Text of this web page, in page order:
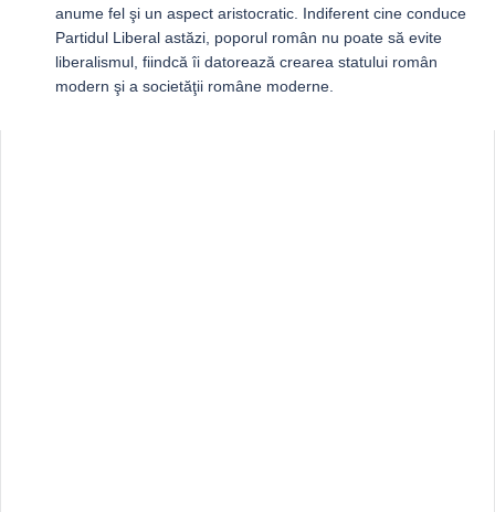
anume fel şi un aspect aristocratic. Indiferent cine conduce
Partidul Liberal astăzi, poporul român nu poate să evite
liberalismul, fiindcă îi datorează crearea statului român
modern şi a societăţii române moderne.